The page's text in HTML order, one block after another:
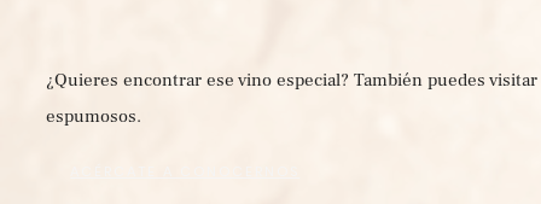
¿Quieres encontrar ese vino especial? También puedes
espumosos.